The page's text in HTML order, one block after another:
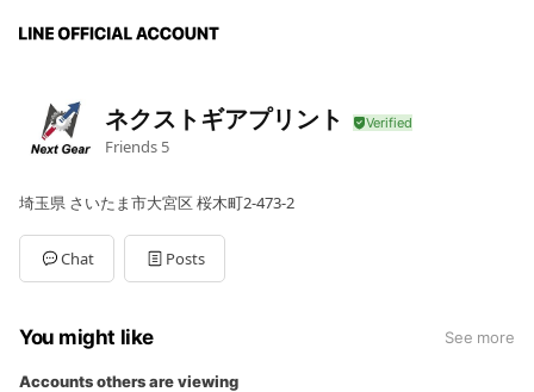
ネクストギアプリント
Friends 5
埼玉県 さいたま市大宮区 桜木町2-473-2
Chat Posts
You might like See more
Accounts others are viewing